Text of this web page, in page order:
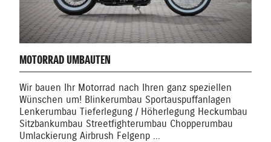
MOTORRAD UMBAUTEN
Wir bauen Ihr Motorrad nach Ihren ganz speziellen
Wünschen um! Blinkerumbau Sportauspuffanlagen
Lenkerumbau Tieferlegung / Höherlegung Heckumbau
Sitzbankumbau Streetfighterumbau Chopperumbau
Umlackierung Airbrush Felgenp ...